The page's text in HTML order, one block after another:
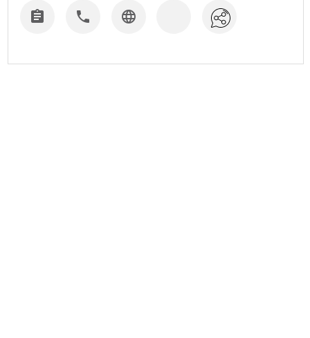
  